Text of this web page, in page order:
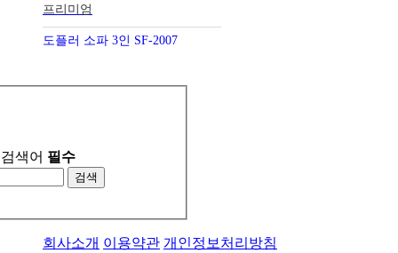
프리미엄
도플러 소파 3인 SF-2007
검색어 필수
검색
회사소개 이용약관 개인정보처리방침